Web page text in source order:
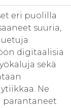
eri puolilla
suuria,
digitaalisia
sekä
Ne
parantaneet